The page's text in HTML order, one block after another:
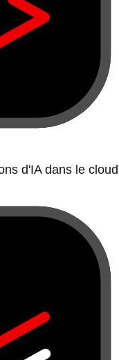
d'IA dans le cloud